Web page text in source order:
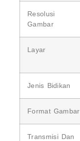
Resolusi
Gambar
Layar
Jenis Bidikan
Format Gambar
Transmisi Dan